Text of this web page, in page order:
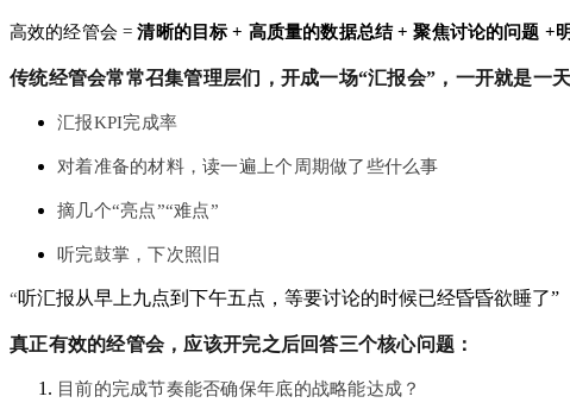
高效的经管会 =清晰的目标 + 高质量的数据总结 + 聚焦讨论的问题 +
传统经管会常常召集管理层们，开成一场“汇报会”，一开就是一天
汇报KPI完成率
对着准备的材料，读一遍上个周期做了些什么事
摘几个“亮点”“难点”
听完鼓掌，下次照旧
“听汇报从早上九点到下午五点，等要讨论的时候已经昏昏欲睡了”
真正有效的经管会，应该开完之后回答三个核心问题：
目前的完成节奏能否确保年底的战略能达成？